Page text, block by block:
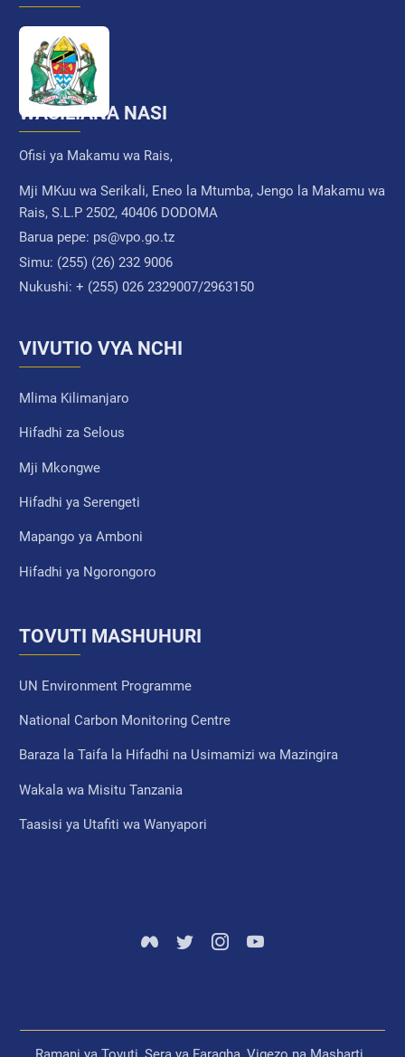
WASILIANA NASI
Ofisi ya Makamu wa Rais,
Mji MKuu wa Serikali, Eneo la Mtumba, Jengo la Makamu wa
Rais, S.L.P 2502, 40406 DODOMA
Barua pepe: ps@vpo.go.tz
Simu: (255) (26) 232 9006
Nukushi: + (255) 026 2329007/2963150
VIVUTIO VYA NCHI
Mlima Kilimanjaro
Hifadhi za Selous
Mji Mkongwe
Hifadhi ya Serengeti
Mapango ya Amboni
Hifadhi ya Ngorongoro
TOVUTI MASHUHURI
UN Environment Programme
National Carbon Monitoring Centre
Baraza la Taifa la Hifadhi na Usimamizi wa Mazingira
Wakala wa Misitu Tanzania
Taasisi ya Utafiti wa Wanyapori